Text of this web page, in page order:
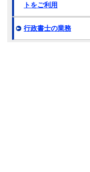
トをご利用
行政書士の業務